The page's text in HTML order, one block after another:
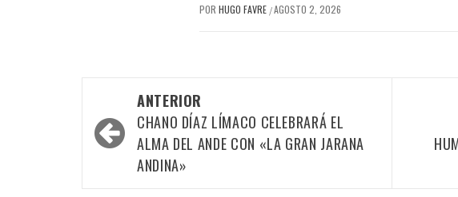
POR HUGO FAVRE /AGOSTO 2, 2026
Navegación
por
las
entradas
ANTERIOR
CHANO DÍAZ LÍMACO CELEBRARÁ EL
ALMA DEL ANDE CON «LA GRAN JARANA
ANDINA»